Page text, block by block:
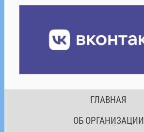
ГЛАВНАЯ
ОБ ОРГАНИЗАЦИИ